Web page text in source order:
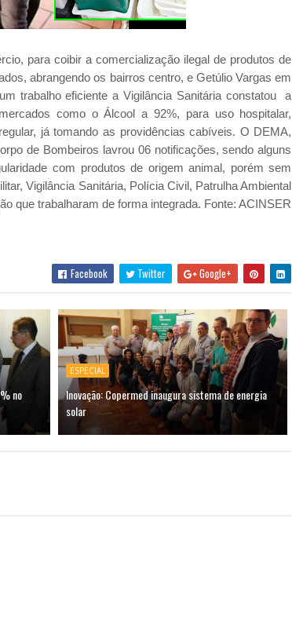
para coibir a comercialização ilegal de produtos de
abrangendo os bairros centro, e Getúlio Vargas em
trabalho eficiente a Vigilância Sanitária constatou a
como o Álcool a 92%, para uso hospitalar,
já tomando as providências cabíveis. O DEMA,
de Bombeiros lavrou 06 notificações, sendo alguns
com produtos de origem animal, porém sem
Vigilância Sanitária, Polícia Civil, Patrulha Ambiental
que trabalharam de forma integrada. Fonte: ACINSER
Facebook Twitter Google+
no
ESPECIAL
Inovação: Copermed inaugura sistema de energia
solar